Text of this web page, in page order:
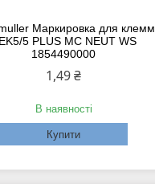
Маркировка для клемм
5 PLUS MC NEUT WS
1854490000
1,49 ₴
В наявності
Купити